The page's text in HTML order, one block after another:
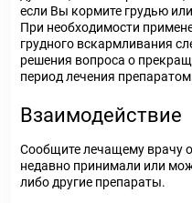
если Вы кормите грудью
При необходимости
грудного вскармливания
решения вопроса о
период лечения
Взаимодействие
Сообщите лечащему врачу
недавно принимали или
либо другие препараты.